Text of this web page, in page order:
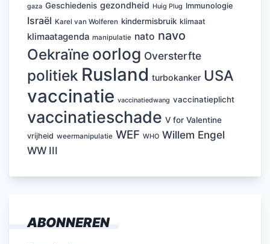
gaza Geschiedenis gezondheid Huig Plug Immunologie
Israël Karel van Wolferen kindermisbruik klimaat
klimaatagenda manipulatie nato navo
Oekraïne oorlog Oversterfte
politiek Rusland turbokanker USA
vaccinatie vaccinatiedwang vaccinatieplicht
vaccinatieschade V for Valentine
vrijheid weermanipulatie WEF WHO Willem Engel
WW III
ABONNEREN